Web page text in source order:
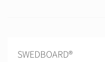
SWEDBOARD®